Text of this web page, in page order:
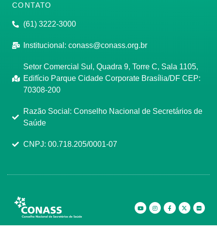
CONTATO
(61) 3222-3000
Institucional: conass@conass.org.br
Setor Comercial Sul, Quadra 9, Torre C, Sala 1105,
Edifício Parque Cidade Corporate Brasília/DF CEP:
70308-200
Razão Social: Conselho Nacional de Secretários de
Saúde
CNPJ: 00.718.205/0001-07